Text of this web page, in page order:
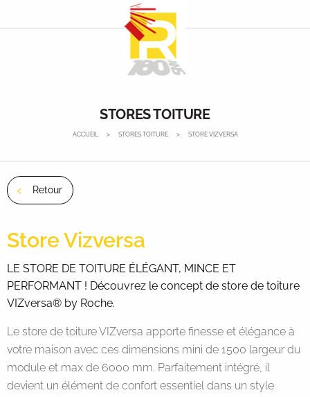
Panneau de gestion des cookies
STORES TOITURE
ACCUEIL STORES TOITURE STORE VIZVERSA
Retour
Store Vizversa
LE STORE DE TOITURE ÉLÉGANT, MINCE ET
PERFORMANT ! Découvrez le concept de store de toiture
VIZversa® by Roche.
Le store de toiture VIZversa apporte finesse et élégance à
votre maison avec ces dimensions mini de 1500 largeur du
module et max de 6000 mm. Parfaitement intégré, il
devient un élément de confort essentiel dans un style